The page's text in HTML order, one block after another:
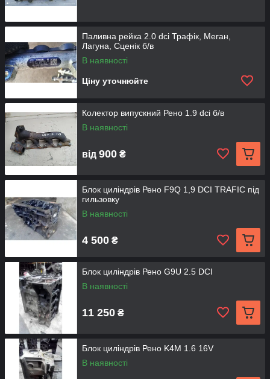
Паливна рейка 2.0 dci Трафік, Меган,
Лагуна, Сценік б/в
В наявності
Ціну уточнюйте
Колектор випускний Рено 1.9 dci б/в
В наявності
від 900 ₴
Блок циліндрів Рено F9Q 1,9 DCI TRAFIC під
гильзовку
В наявності
4 500 ₴
Блок циліндрів Рено G9U 2.5 DCI
В наявності
11 250 ₴
Блок циліндрів Рено K4M 1.6 16V
В наявності